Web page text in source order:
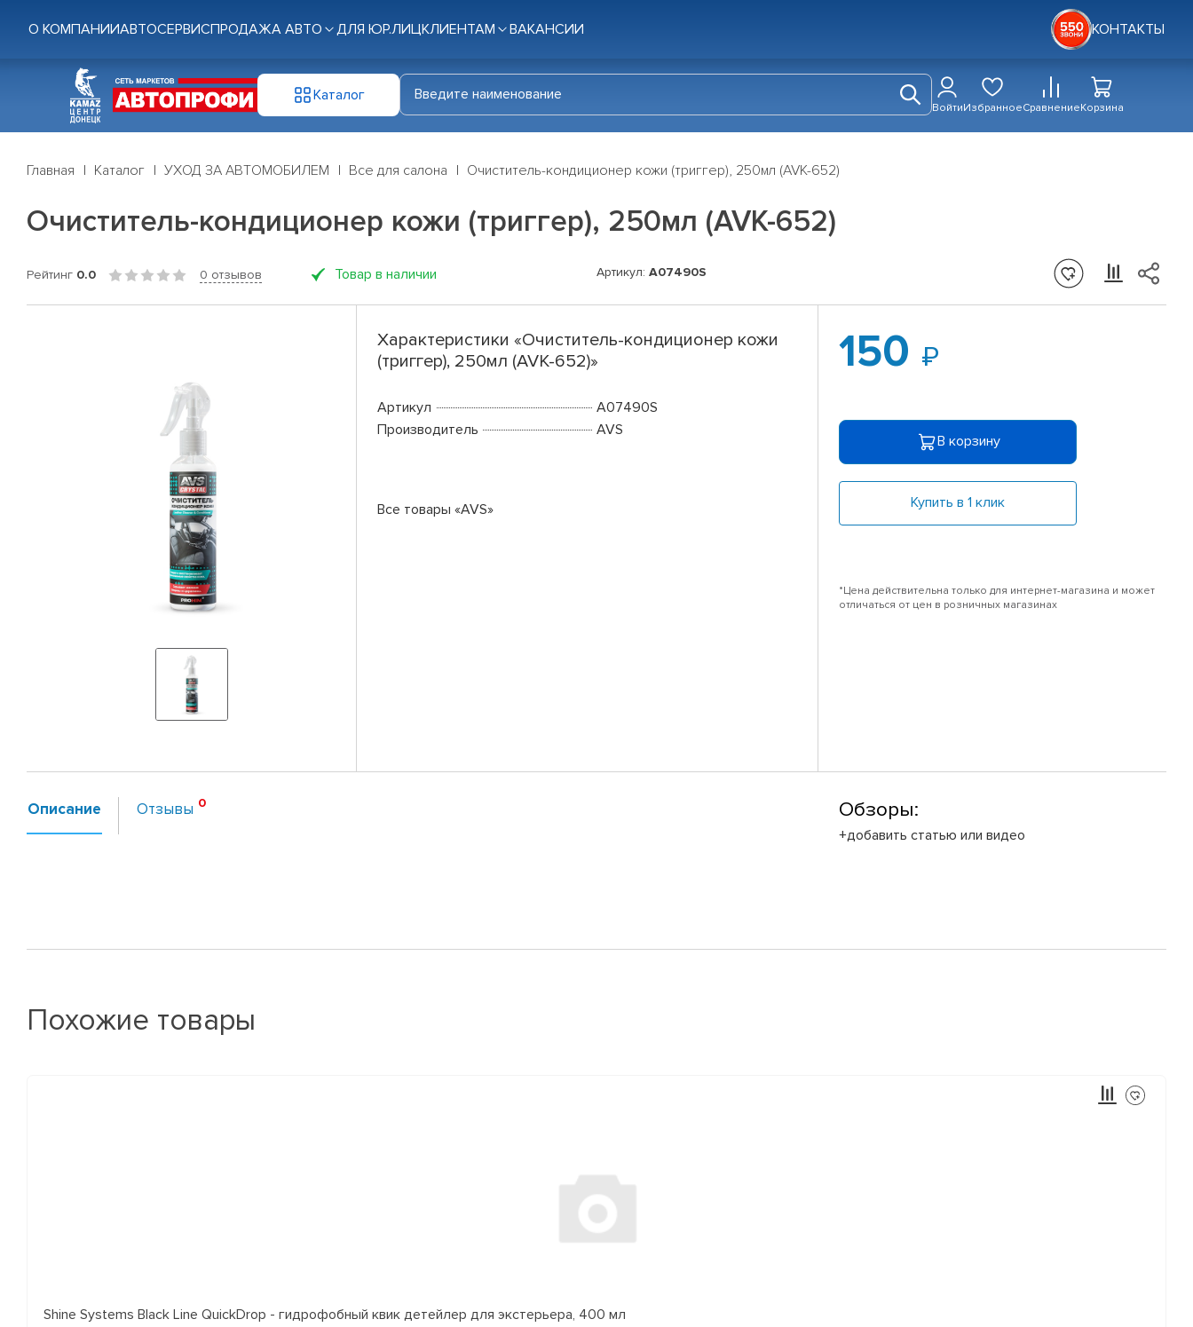
О КОМПАНИИАВТОСЕРВИСПРОДАЖА АВТО ДЛЯ ЮР.ЛИЦКЛИЕНТАМ ВАКАНСИИ КОНТАКТЫ
Каталог
ВойтиИзбранноеСравнениеКорзина
Главная Каталог УХОД ЗА АВТОМОБИЛЕМ Все для салона Очиститель-кондиционер кожи (триггер), 250мл (AVK-652)
Очиститель-кондиционер кожи (триггер), 250мл (AVK-652)
Рейтинг 0.0 0 отзывов Товар в наличии Артикул: A07490S
Характеристики «Очиститель-кондиционер кожи
(триггер), 250мл (AVK-652)»
Артикул
A07490S
Производитель
AVS
Все товары «AVS»
150
В корзину
Купить в 1 клик
*Цена действительна только для интернет-магазина и может
отличаться от цен в розничных магазинах
Описание Отзывы Обзоры:
+добавить статью или видео
Похожие товары
Shine Systems Black Line QuickDrop - гидрофобный квик детейлер для экстерьера, 400 мл